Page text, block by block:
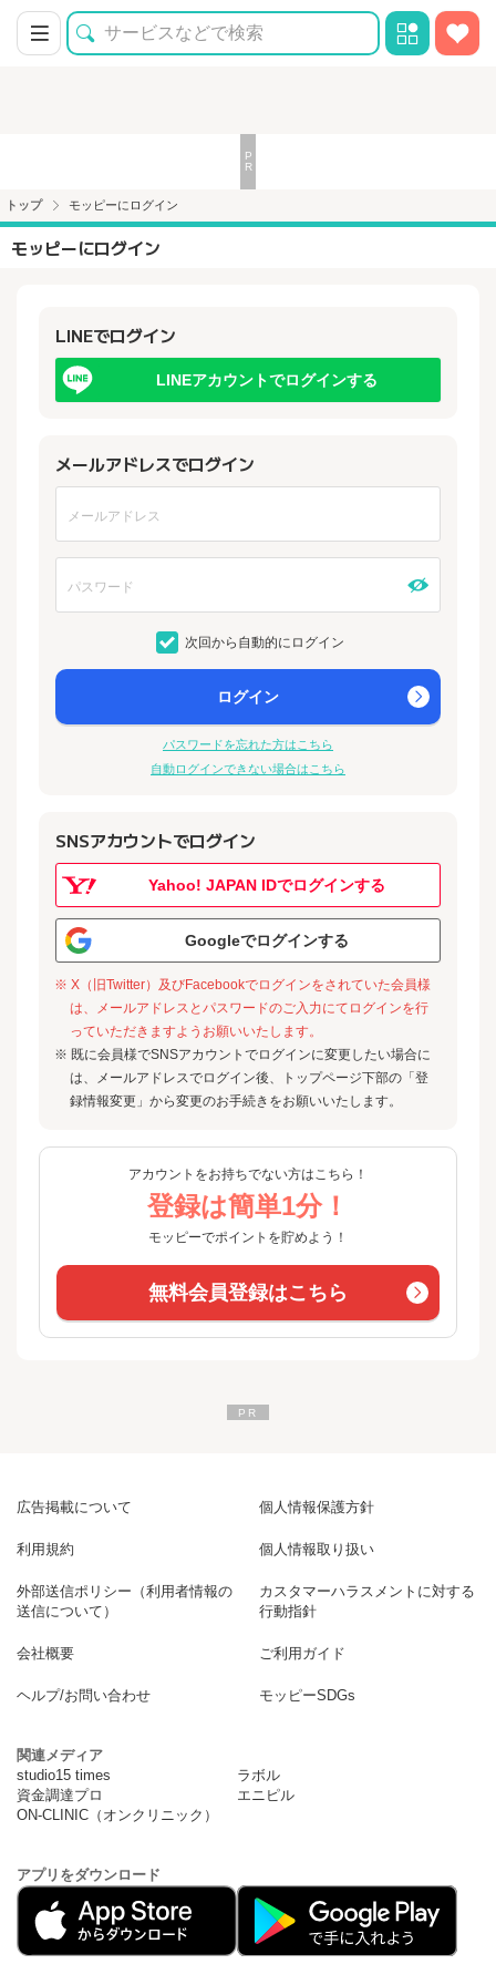
トップ モッピーにログイン
モッピーにログイン
LINEでログイン
LINEアカウントでログインする
メールアドレスでログイン
次回から自動的にログイン
ログイン
パスワードを忘れた方はこちら
自動ログインできない場合はこちら
SNSアカウントでログイン
Yahoo! JAPAN IDでログインする
Googleでログインする
※ X（旧Twitter）及びFacebookでログインをされていた会員様
は、メールアドレスとパスワードのご入力にてログインを行
っていただきますようお願いいたします。
※ 既に会員様でSNSアカウントでログインに変更したい場合に
は、メールアドレスでログイン後、トップページ下部の「登
録情報変更」から変更のお手続きをお願いいたします。
アカウントをお持ちでない方はこちら！
登録は簡単1分！
モッピーでポイントを貯めよう！
無料会員登録はこちら
広告掲載について 個人情報保護方針
利用規約 個人情報取り扱い
外部送信ポリシー（利用者情報の
送信について）
カスタマーハラスメントに対する
行動指針
会社概要 ご利用ガイド
ヘルプ/お問い合わせ モッピーSDGs
関連メディア
studio15 times
ラボル
資金調達プロ
エニピル
ON-CLINIC（オンクリニック）
アプリをダウンロード